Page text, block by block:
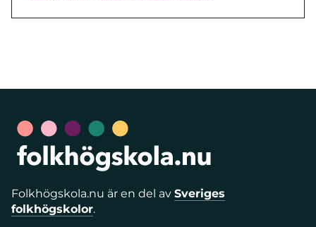
Folkhögskola.nu är en del av Sveriges
folkhögskolor.